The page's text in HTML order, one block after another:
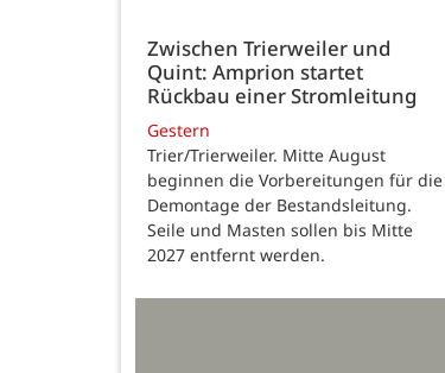
Zwischen Trierweiler und
Quint: Amprion startet
Rückbau einer Stromleitung
Gestern
Trier/Trierweiler. Mitte August
beginnen die Vorbereitungen für die
Demontage der Bestandsleitung.
Seile und Masten sollen bis Mitte
2027 entfernt werden.